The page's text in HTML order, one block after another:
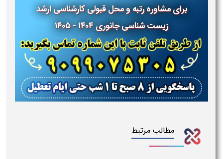
برای مشاوره رتبه و محل قبولی کارشناسی ارشد
زیست شناسی جانوری ۱۴۰۴ - ۱۴۰۵
مطالب مرتبط